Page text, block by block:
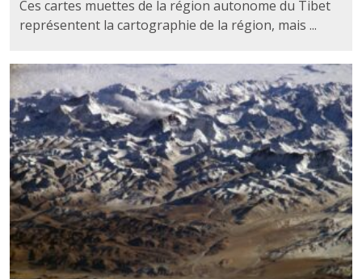
Ces cartes muettes de la région autonome du Tibet
représentent la cartographie de la région, mais ...